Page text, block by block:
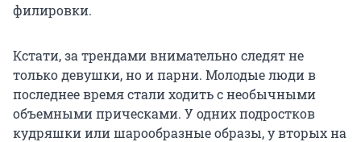
филировки.
Кстати, за трендами внимательно следят не
только девушки, но и парни. Молодые люди в
последнее время стали ходить с необычными
объемными прическами. У одних подростков
кудряшки или шарообразные образы, у вторых на